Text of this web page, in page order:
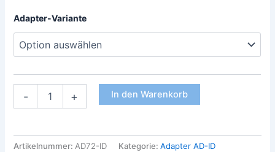
Adapter-Variante
- + In den Warenkorb
Artikelnummer:AD72-ID Kategorie:Adapter AD-ID